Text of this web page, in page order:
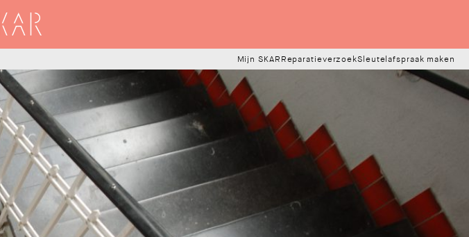
SKAR
Mijn SKAR ReparatieverzoekSleutelafspraak maken